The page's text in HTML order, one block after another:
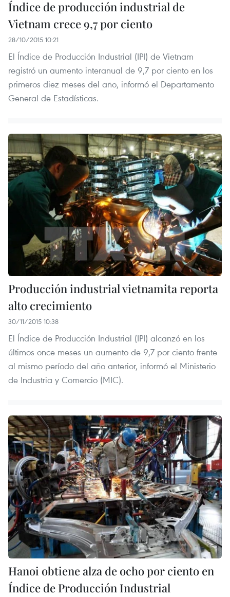
Índice de producción industrial de
Vietnam crece 9,7 por ciento
28/10/2015 10:21
El Índice de Producción Industrial (IPI) de Vietnam
registró un aumento interanual de 9,7 por ciento en los
primeros diez meses del año, informó el Departamento
General de Estadísticas.
Producción industrial vietnamita reporta
alto crecimiento
30/11/2015 10:38
El Índice de Producción Industrial (IPI) alcanzó en los
últimos once meses un aumento de 9,7 por ciento frente
al mismo período del año anterior, informó el Ministerio
de Industria y Comercio (MIC).
Hanoi obtiene alza de ocho por ciento en
Índice de Producción Industrial